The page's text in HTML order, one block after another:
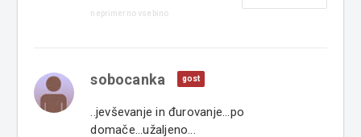
neprimerno vsebino
sobocanka gost
..jevševanje in đurovanje...po
domače...užaljeno...